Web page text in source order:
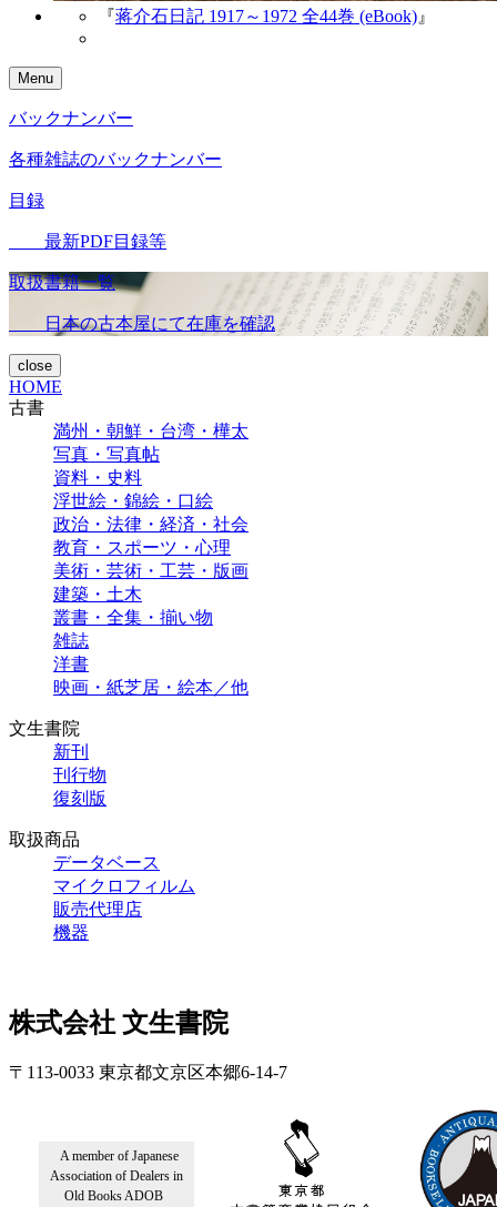
『蒋介石日記 1917～1972 全44巻 (eBook) 』
Menu
バックナンバー
各種雑誌のバックナンバー
目録
最新PDF目録等
取扱書籍一覧
日本の古本屋にて在庫を確認
close
HOME
古書
満州・朝鮮・台湾・樺太
写真・写真帖
資料・史料
浮世絵・錦絵・口絵
政治・法律・経済・社会
教育・スポーツ・心理
美術・芸術・工芸・版画
建築・土木
叢書・全集・揃い物
雑誌
洋書
映画・紙芝居・絵本／他
文生書院
新刊
刊行物
復刻版
取扱商品
データベース
マイクロフィルム
販売代理店
機器
株式会社 文生書院
〒113-0033 東京都文京区本郷6-14-7
A member of Japanese
Association of Dealers in
Old Books ADOB